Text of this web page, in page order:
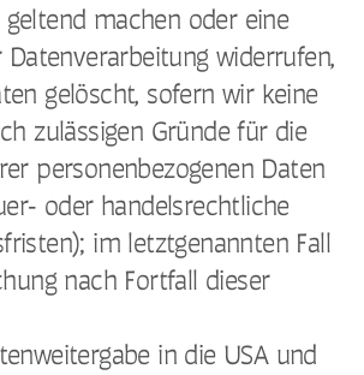
geltend machen oder eine
Datenverarbeitung widerrufen,
gelöscht, sofern wir keine
zulässigen Gründe für die
personenbezogenen Daten
oder handelsrechtliche
im letztgenannten Fall
nach Fortfall dieser
in die USA und